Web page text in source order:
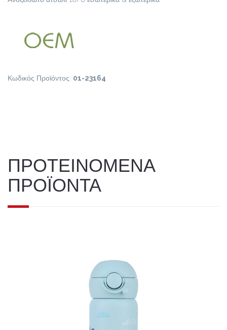
Κωδικός Προϊόντος: 01-23164
ΠΡΟΤΕΙΝΟΜΕΝΑ
ΠΡΟΪΟΝΤΑ